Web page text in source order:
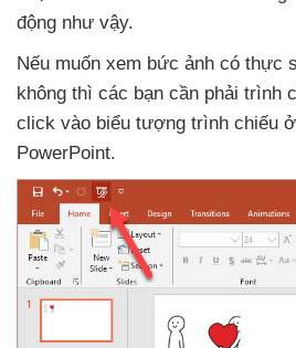
động như vậy.
Nếu muốn xem bức ảnh có thực
không thì các bạn cần phải trình
click vào biểu tượng trình chiếu
PowerPoint.